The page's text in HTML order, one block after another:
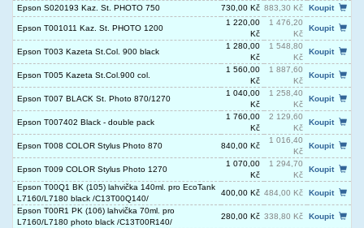
Epson S020193 Kaz. St. PHOTO 750
730,00 Kč 883,30 Kč Koupit
Epson T001011 Kaz. St. PHOTO 1200
1 220,00
Kč
1 476,20
Kč
Koupit
Epson T003 Kazeta St.Col. 900 black
1 280,00
Kč
1 548,80
Kč
Koupit
Epson T005 Kazeta St.Col.900 col.
1 560,00
Kč
1 887,60
Kč
Koupit
Epson T007 BLACK St. Photo 870/1270
1 040,00
Kč
1 258,40
Kč
Koupit
Epson T007402 Black - double pack
1 760,00
Kč
2 129,60
Kč
Koupit
Epson T008 COLOR Stylus Photo 870 840,00 Kč
1 016,40
Kč
Koupit
Epson T009 COLOR Stylus Photo 1270
1 070,00
Kč
1 294,70
Kč
Koupit
Epson T00Q1 BK (105) lahvička 140ml. pro EcoTank
L7160/L7180 black /C13T00Q140/
400,00 Kč 484,00 Kč
Koupit
Epson T00R1 PK (106) lahvička 70ml. pro
L7160/L7180 photo black /C13T00R140/
280,00 Kč 338,80 Kč
Koupit